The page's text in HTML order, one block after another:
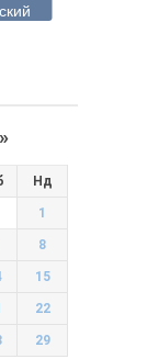
»
Нд
1
8
15
22
29